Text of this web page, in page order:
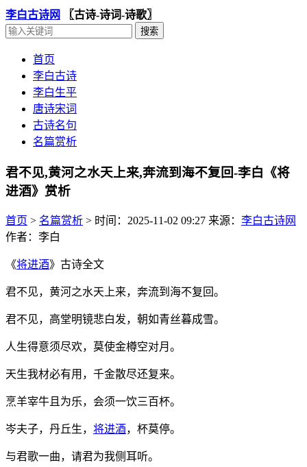
李白古诗网 〖古诗-诗词-诗歌〗
首页
李白古诗
李白生平
唐诗宋词
古诗名句
名篇赏析
君不见,黄河之水天上来,奔流到海不复回-李白《将
进酒》赏析
首页 > 名篇赏析 > 时间：2025-11-02 09:27 来源： 李白古诗网
作者：李白
《将进酒》古诗全文
君不见，黄河之水天上来，奔流到海不复回。
君不见，高堂明镜悲白发，朝如青丝暮成雪。
人生得意须尽欢，莫使金樽空对月。
天生我材必有用，千金散尽还复来。
烹羊宰牛且为乐，会须一饮三百杯。
岑夫子，丹丘生， 将进酒，杯莫停。
与君歌一曲，请君为我侧耳听。